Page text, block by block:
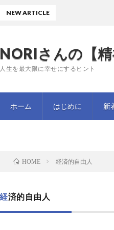
NORIさんの【精
人生を最大限に幸せにするヒント
ホーム はじめに 新
NEW ARTICLE
HOME 経済的自由人
経済的自由人